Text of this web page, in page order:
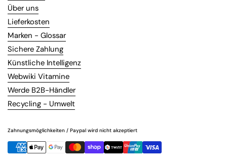
Über uns
Lieferkosten
Marken - Glossar
Sichere Zahlung
Künstliche Intelligenz
Webwiki Vitamine
Werde B2B-Händler
Recycling - Umwelt
Zahnungsmöglichkeiten / Paypal wird nicht akzeptiert